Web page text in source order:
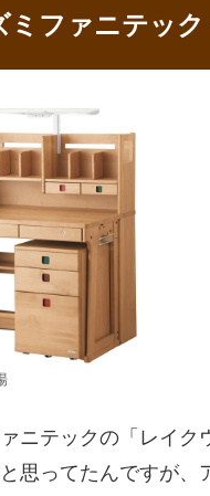
ミファニテッ
ニテックの「レイ
思ってたんですが、